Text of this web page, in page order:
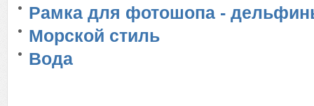
Рамка для фотошопа -
Морской стиль
Вода